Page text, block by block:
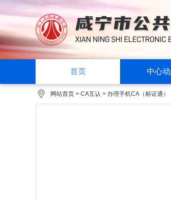
首页 中心
网站首页 > CA互认 > 办理手机CA（标证通）